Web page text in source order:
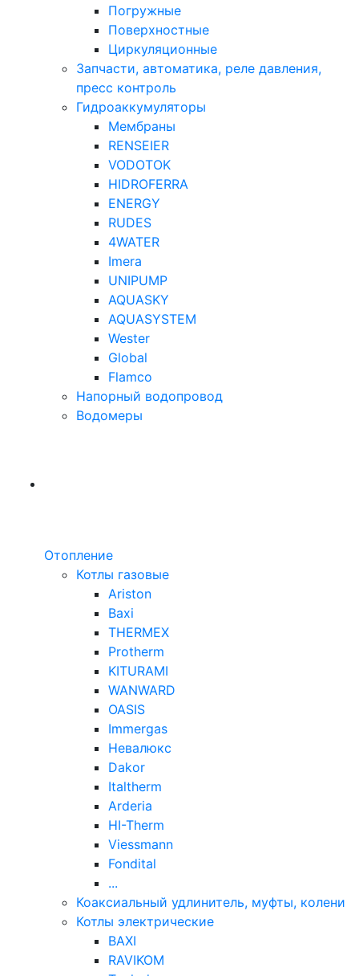
Погружные
Поверхностные
Циркуляционные
Запчасти, автоматика, реле давления,
пресс контроль
Гидроаккумуляторы
Мембраны
RENSEIER
VODOTOK
HIDROFERRA
ENERGY
RUDES
4WATER
Imera
UNIPUMP
AQUASKY
AQUASYSTEM
Wester
Global
Flamco
Напорный водопровод
Водомеры
Отопление
Котлы газовые
Ariston
Baxi
THERMEX
Protherm
KITURAMI
WANWARD
OASIS
Immergas
Невалюкс
Dakor
Italtherm
Arderia
HI-Therm
Viessmann
Fondital
...
Коаксиальный удлинитель, муфты, колени
Котлы электрические
BAXI
RAVIKOM